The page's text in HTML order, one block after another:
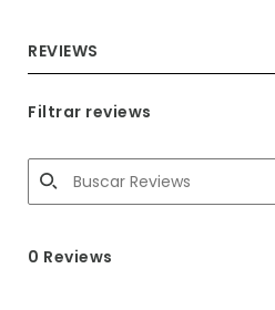
REVIEWS
Filtrar reviews
0 Reviews